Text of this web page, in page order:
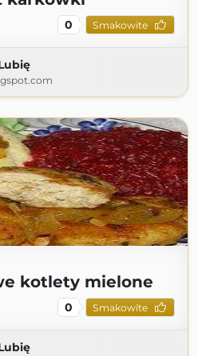
0 Smakowite
kotlety mielone
0 Smakowite